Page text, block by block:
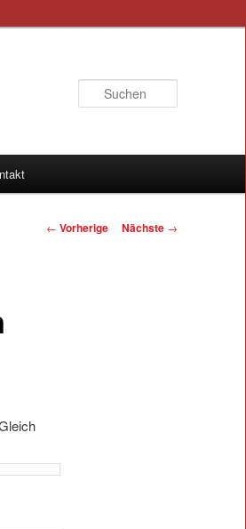
Artikelnavigation
← Vorherige Nächste →